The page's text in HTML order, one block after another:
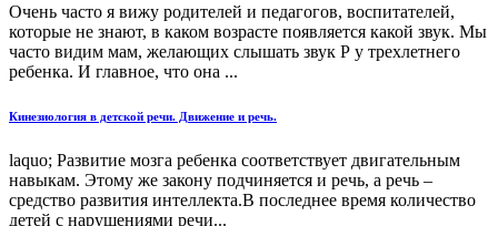
Очень часто я вижу родителей и педагогов, воспитателей,
которые не знают, в каком возрасте появляется какой звук. Мы
часто видим мам, желающих слышать звук Р у трехлетнего
ребенка. И главное, что она ...
Кинезиология в детской речи. Движение и речь.
laquo; Развитие мозга ребенка соответствует двигательным
навыкам. Этому же закону подчиняется и речь, а речь –
средство развития интеллекта.В последнее время количество
детей с нарушениями речи...